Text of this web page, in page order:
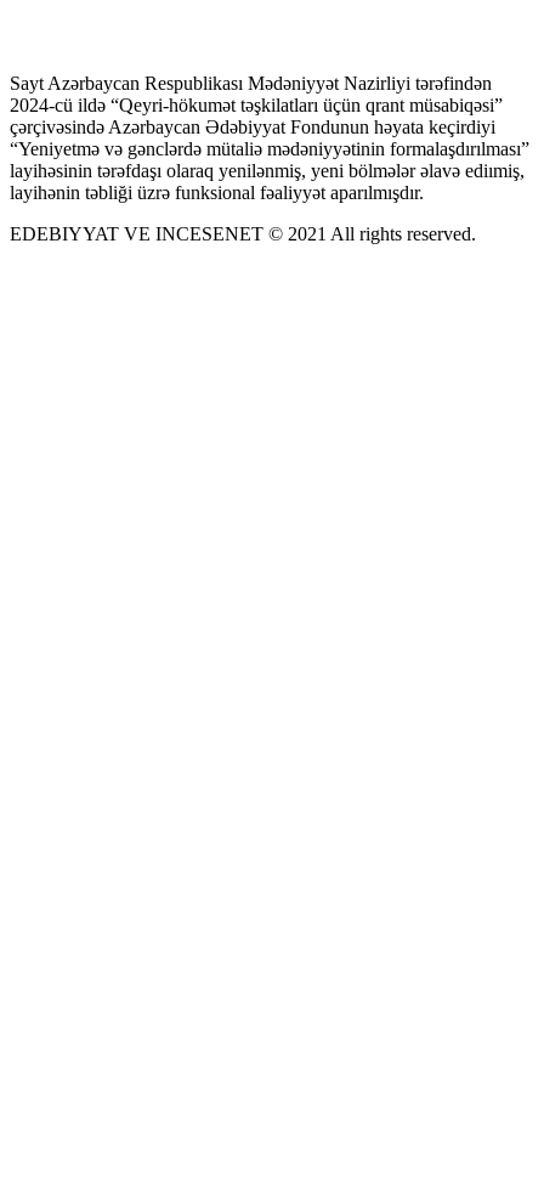
Sayt Azərbaycan Respublikası Mədəniyyət Nazirliyi tərəfindən
2024-cü ildə “Qeyri-hökumət təşkilatları üçün qrant müsabiqəsi”
çərçivəsində Azərbaycan Ədəbiyyat Fondunun həyata keçirdiyi
“Yeniyetmə və gənclərdə mütaliə mədəniyyətinin formalaşdırılması”
layihəsinin tərəfdaşı olaraq yenilənmiş, yeni bölmələr əlavə ediımiş,
layihənin təbliği üzrə funksional fəaliyyət aparılmışdır.
EDEBIYYAT VE INCESENET © 2021 All rights reserved.